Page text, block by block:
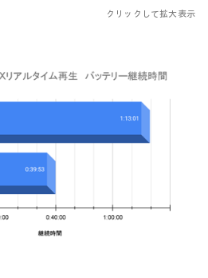
クリックして拡大表示